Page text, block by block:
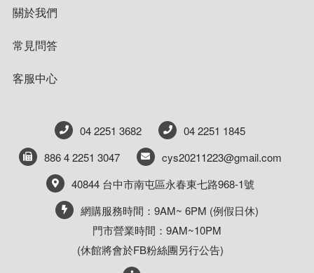
關於我們
常見問答
客服中心
04 2251 3682
04 2251 1845
886 4 2251 3047
cys20211223@gmail.com
40844 台中市南屯區永春東七路968-1號
網購服務時間：9AM~ 6PM (例假日休)
門市營業時間：9AM~10PM
(休館將會於FB粉絲團另行公告)